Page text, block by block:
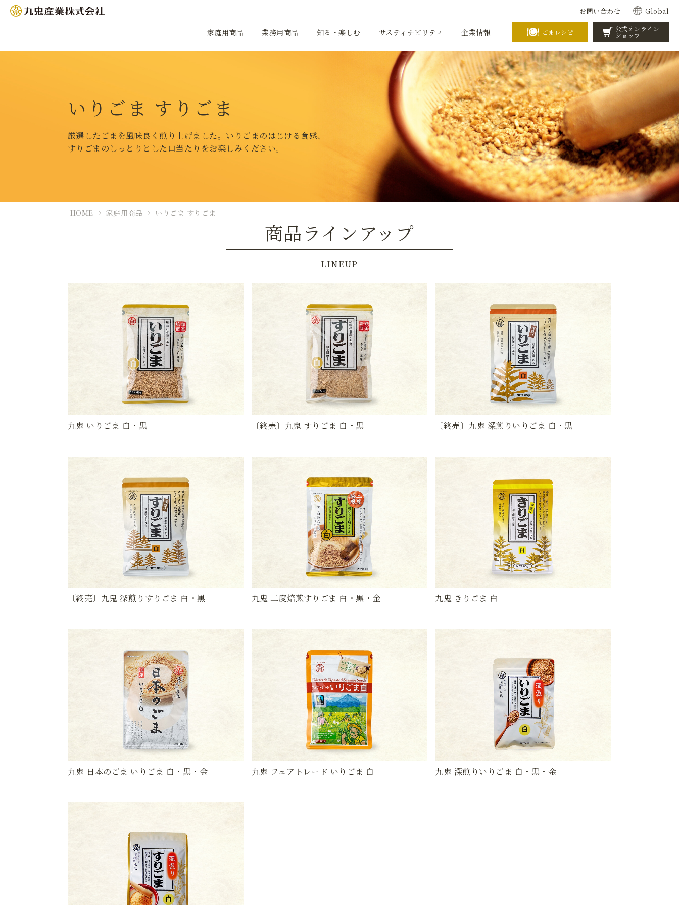
お問い合わせ Global
家庭用商品 業務用商品 知る・楽しむ サスティナビリティ 企業情報 ごまレシピ 公式オンライン
ショップ
いりごま すりごま
厳選したごまを風味良く煎り上げました。いりごまのはじける食感、
すりごまのしっとりとした口当たりをお楽しみください。
HOME 家庭用商品 いりごま すりごま
商品ラインアップ
LINEUP
九鬼 いりごま 白・黒 〔終売〕九鬼 すりごま 白・黒 〔終売〕九鬼 深煎りいりごま 白・黒
〔終売〕九鬼 深煎りすりごま 白・黒 九鬼 二度焙煎すりごま 白・黒・金 九鬼 きりごま 白
九鬼 日本のごま いりごま 白・黒・金 九鬼 フェアトレード いりごま 白 九鬼 深煎りいりごま 白・黒・金